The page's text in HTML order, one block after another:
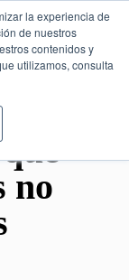
la experiencia de
de nuestros
contenidos y
utilizamos, consulta
no